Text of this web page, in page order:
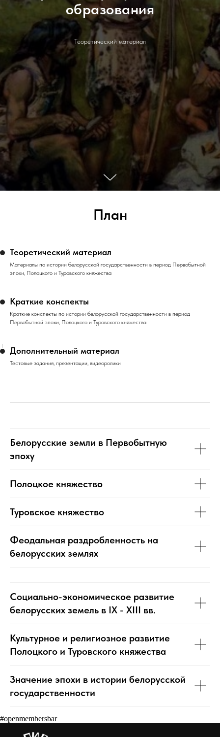
образования
Теоретический материал
План
Теоретический материал
Материалы по истории белорусской государственности в период Первобытной
эпохи, Полоцкого и Туровского княжества
Краткие конспекты
Краткие конспекты по истории белорусской государственности в период
Первобытной эпохи, Полоцкого и Туровского княжества
Дополнительный материал
Тестовые задания, презентации, видеоролики
Белорусские земли в Первобытную
эпоху
Полоцкое княжество
Туровское княжество
Феодальная раздробленность на
белорусских землях
Социально-экономическое развитие
белорусских земель в IX - XIII вв.
Культурное и религиозное развитие
Полоцкого и Туровского княжества
Значение эпохи в истории белорусской
государственности
#openmembersbar